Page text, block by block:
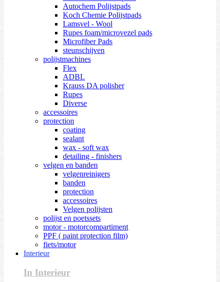
Autochem Polijstpads
Koch Chemie Polijstpads
Lamsvel - Wool
Rupes foam/microvezel pads
Microfiber Pads
steunschijven
polijstmachines
Flex
ADBL
Krauss DA polisher
Rupes
Diverse
accessoires
protection
coating
sealant
wax - soft wax
detailing - finishers
velgen en banden
velgenreinigers
banden
protection
accessoires
Velgen polijsten
polijst en poetssets
motor - motorcompartiment
PPF ( paint protection film)
fiets/motor
Interieur
In Interieur